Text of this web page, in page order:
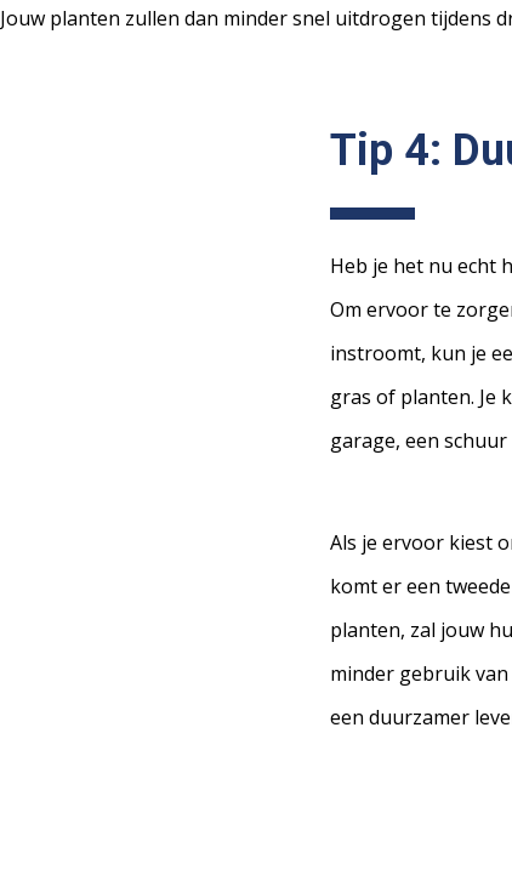
planten zullen dan minder snel uitdrogen tijdens
Tip 4:
Heb je het nu echt
Om ervoor te
instroomt, kun je
gras of planten. Je
garage, een
Als je ervoor kiest
komt er een
planten, zal jouw
minder gebruik
een duurzamer